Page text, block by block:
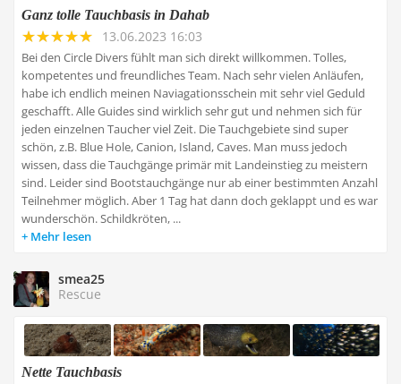
Ganz tolle Tauchbasis in Dahab
13.06.2023 16:03
Bei den Circle Divers fühlt man sich direkt willkommen. Tolles,
kompetentes und freundliches Team. Nach sehr vielen Anläufen,
habe ich endlich meinen Naviagationsschein mit sehr viel Geduld
geschafft. Alle Guides sind wirklich sehr gut und nehmen sich für
jeden einzelnen Taucher viel Zeit. Die Tauchgebiete sind super
schön, z.B. Blue Hole, Canion, Island, Caves. Man muss jedoch
wissen, dass die Tauchgänge primär mit Landeinstieg zu meistern
sind. Leider sind Bootstauchgänge nur ab einer bestimmten Anzahl
Teilnehmer möglich. Aber 1 Tag hat dann doch geklappt und es war
wunderschön. Schildkröten, ...
Mehr lesen
smea25
Rescue
Nette Tauchbasis